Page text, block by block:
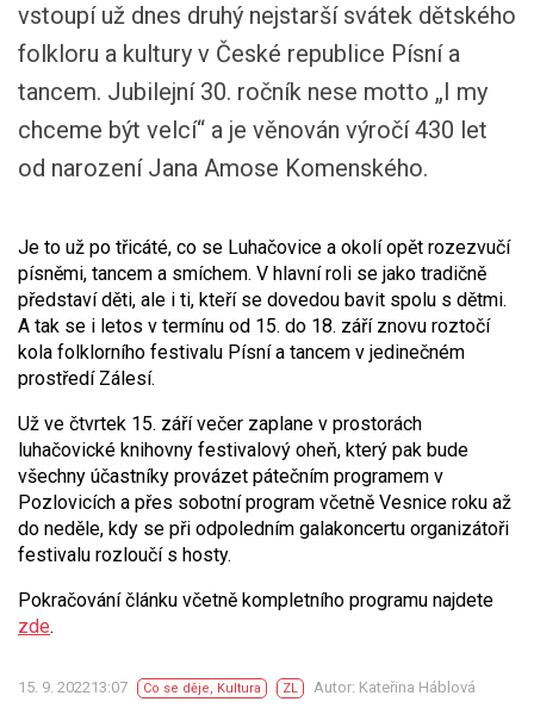
vstoupí už dnes druhý nejstarší svátek dětského
folkloru a kultury v České republice Písní a
tancem. Jubilejní 30. ročník nese motto „I my
chceme být velcí“ a je věnován výročí 430 let
od narození Jana Amose Komenského.
Je to už po třicáté, co se Luhačovice a okolí opět rozezvučí
písněmi, tancem a smíchem. V hlavní roli se jako tradičně
představí děti, ale i ti, kteří se dovedou bavit spolu s dětmi.
A tak se i letos v termínu od 15. do 18. září znovu roztočí
kola folklorního festivalu Písní a tancem v jedinečném
prostředí Zálesí.
Už ve čtvrtek 15. září večer zaplane v prostorách
luhačovické knihovny festivalový oheň, který pak bude
všechny účastníky provázet pátečním programem v
Pozlovicích a přes sobotní program včetně Vesnice roku až
do neděle, kdy se při odpoledním galakoncertu organizátoři
festivalu rozloučí s hosty.
Pokračování článku včetně kompletního programu najdete
zde.
15. 9. 202213:07 Co se děje, Kultura ZL Autor: Kateřina Háblová